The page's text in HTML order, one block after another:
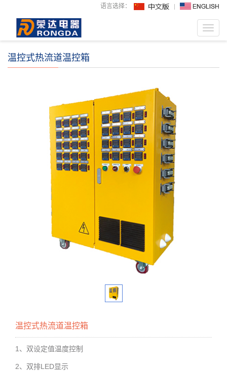
语言选择：
温控式热流道温控箱
温控式热流道温控箱
1 、双设定值温度控制
2、双排LED显示